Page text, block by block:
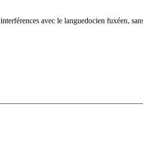
avec le languedocien fuxéen,